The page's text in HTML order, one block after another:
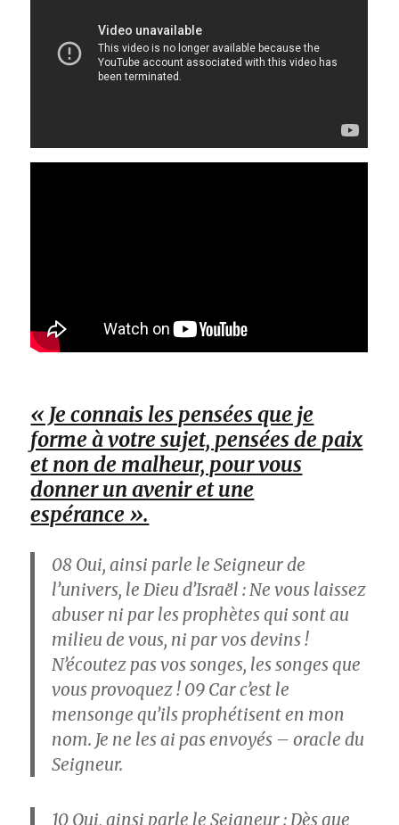
« Je connais les pensées que je
forme à votre sujet, pensées de paix
et non de malheur, pour vous
donner un avenir et une
espérance ».
08 Oui, ainsi parle le Seigneur de
l’univers, le Dieu d’Israël : Ne vous laissez
abuser ni par les prophètes qui sont au
milieu de vous, ni par vos devins !
N’écoutez pas vos songes, les songes que
vous provoquez ! 09 Car c’est le
mensonge qu’ils prophétisent en mon
nom. Je ne les ai pas envoyés – oracle du
Seigneur.
10 Oui, ainsi parle le Seigneur : Dès que